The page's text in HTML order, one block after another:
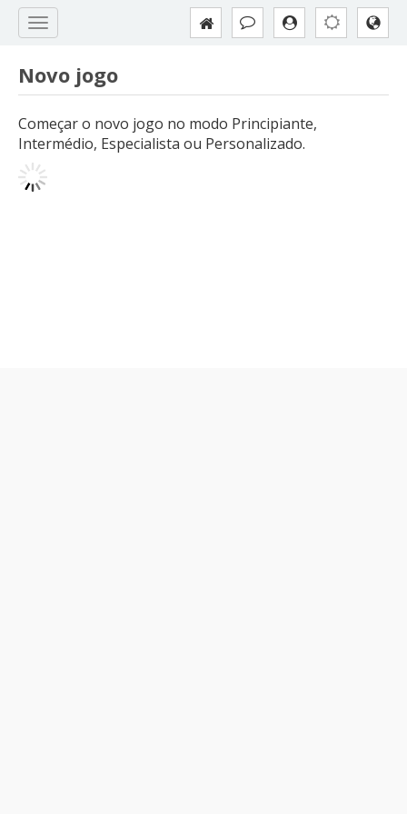
Novo jogo
Começar o novo jogo no modo Principiante,
Intermédio, Especialista ou Personalizado.